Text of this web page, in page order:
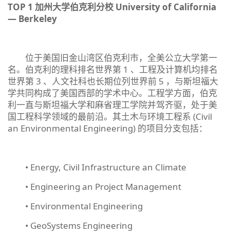
TOP 1 加州大学伯克利分校 University of California
— Berkeley
位于美国旧金山湾区伯克利市，全美公立大学第一
名。伯克利的理科排名世界第 1 、工程及计算机均排名
世界第 3 、人文社科也长期位列世界前 5 ，与斯坦福大
学共同构成了美国西部的学术中心。工程学方面，伯克
利一直与斯坦福大学和麻省理工学院并驾齐驱，处于美
国工程科学领域的最前沿。其土木与环境工程系 (Civil
an Environmental Engineering) 的项目分支包括：
• Energy, Civil Infrastructure an Climate
• Engineering an Project Management
• Environmental Engineering
• GeoSystems Engineering